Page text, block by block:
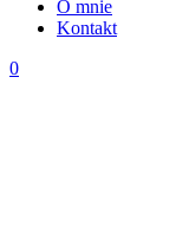
O mnie
Kontakt
0